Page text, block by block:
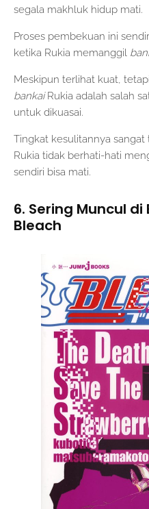
segala makhluk hidup mati.
Proses pembekuan ini
ketika Rukia memanggil
Meskipun terlihat kuat,
bankaiRukia adalah salah
untuk dikuasai.
Tingkat kesulitannya sangat
Rukia tidak berhati-hati
sendiri bisa mati.
6. Sering Muncul
Bleach